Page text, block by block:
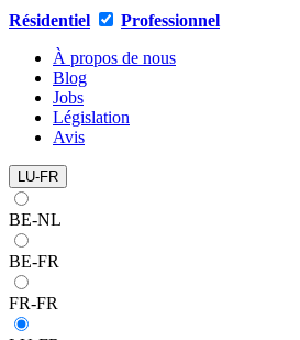
Résidentiel
Professionnel
À propos de nous
Blog
Jobs
Législation
Avis
LU-FR
BE-NL
BE-FR
FR-FR